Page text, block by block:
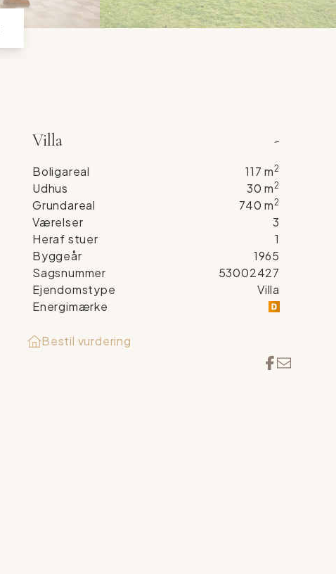
Villa -
Boligareal 117 m2
Udhus 30 m2
Grundareal 740 m2
Værelser
3
Heraf stuer
1
Byggeår
1965
Sagsnummer
53002427
Ejendomstype
Villa
Energimærke
Bestil vurdering